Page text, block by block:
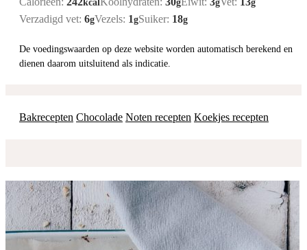
kcal g g g
Verzadigd vet: 6gVezels: 1gSuiker: 18g
De voedingswaarden op deze website worden automatisch berekend en
dienen daarom uitsluitend als indicatie.
Bakrecepten Chocolade Noten recepten Koekjes recepten